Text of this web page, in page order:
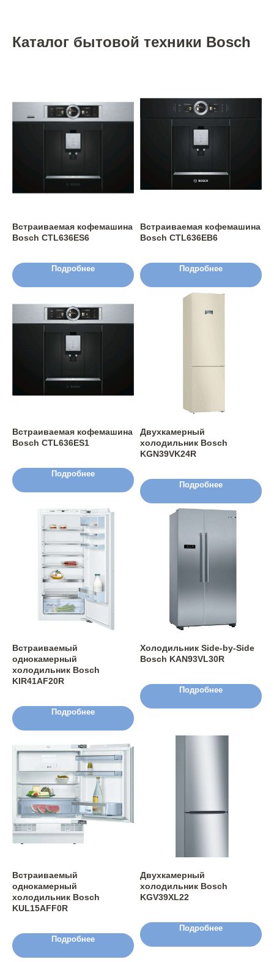
Каталог бытовой техники Bosch
Встраиваемая кофемашина
Bosch CTL636ES6
Подробнее
Встраиваемая кофемашина
Bosch CTL636EB6
Подробнее
Встраиваемая кофемашина
Bosch CTL636ES1
Подробнее
Двухкамерный
холодильник Bosch
KGN39VK24R
Подробнее
Встраиваемый
однокамерный
холодильник Bosch
KIR41AF20R
Подробнее
Холодильник Side-by-Side
Bosch KAN93VL30R
Подробнее
Встраиваемый
однокамерный
холодильник Bosch
KUL15AFF0R
Подробнее
Двухкамерный
холодильник Bosch
KGV39XL22
Подробнее